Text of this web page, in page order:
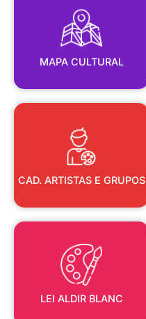
MAPA CULTURAL
MAPA CULTURAL
CAD. ARTISTAS E GRUPOS
CAD. ARTISTAS E GRUPOS
LEI ALDIR BLANC
LEI ALDIR BLANC